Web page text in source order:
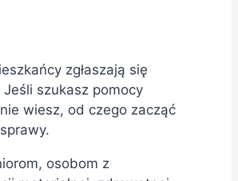
zgłaszają się
szukasz pomocy
wiesz, od czego zacząć
osobom z